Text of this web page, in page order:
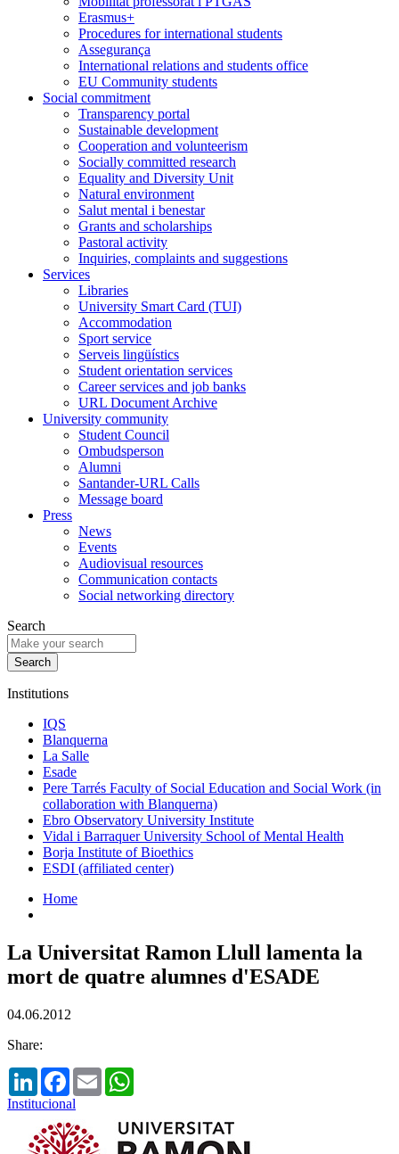
Erasmus+
Procedures for international students
Assegurança
International relations and students office
EU Community students
Social commitment
Transparency portal
Sustainable development
Cooperation and volunteerism
Socially committed research
Equality and Diversity Unit
Natural environment
Salut mental i benestar
Grants and scholarships
Pastoral activity
Inquiries, complaints and suggestions
Services
Libraries
University Smart Card (TUI)
Accommodation
Sport service
Serveis lingüístics
Student orientation services
Career services and job banks
URL Document Archive
University community
Student Council
Ombudsperson
Alumni
Santander-URL Calls
Message board
Press
News
Events
Audiovisual resources
Communication contacts
Social networking directory
Search
Institutions
IQS
Blanquerna
La Salle
Esade
Pere Tarrés Faculty of Social Education and Social Work (in
collaboration with Blanquerna)
Ebro Observatory University Institute
Vidal i Barraquer University School of Mental Health
Borja Institute of Bioethics
ESDI (affiliated center)
Home
La Universitat Ramon Llull lamenta la
mort de quatre alumnes d'ESADE
04.06.2012
Share:
LinkedInFacebook
Email
Institucional